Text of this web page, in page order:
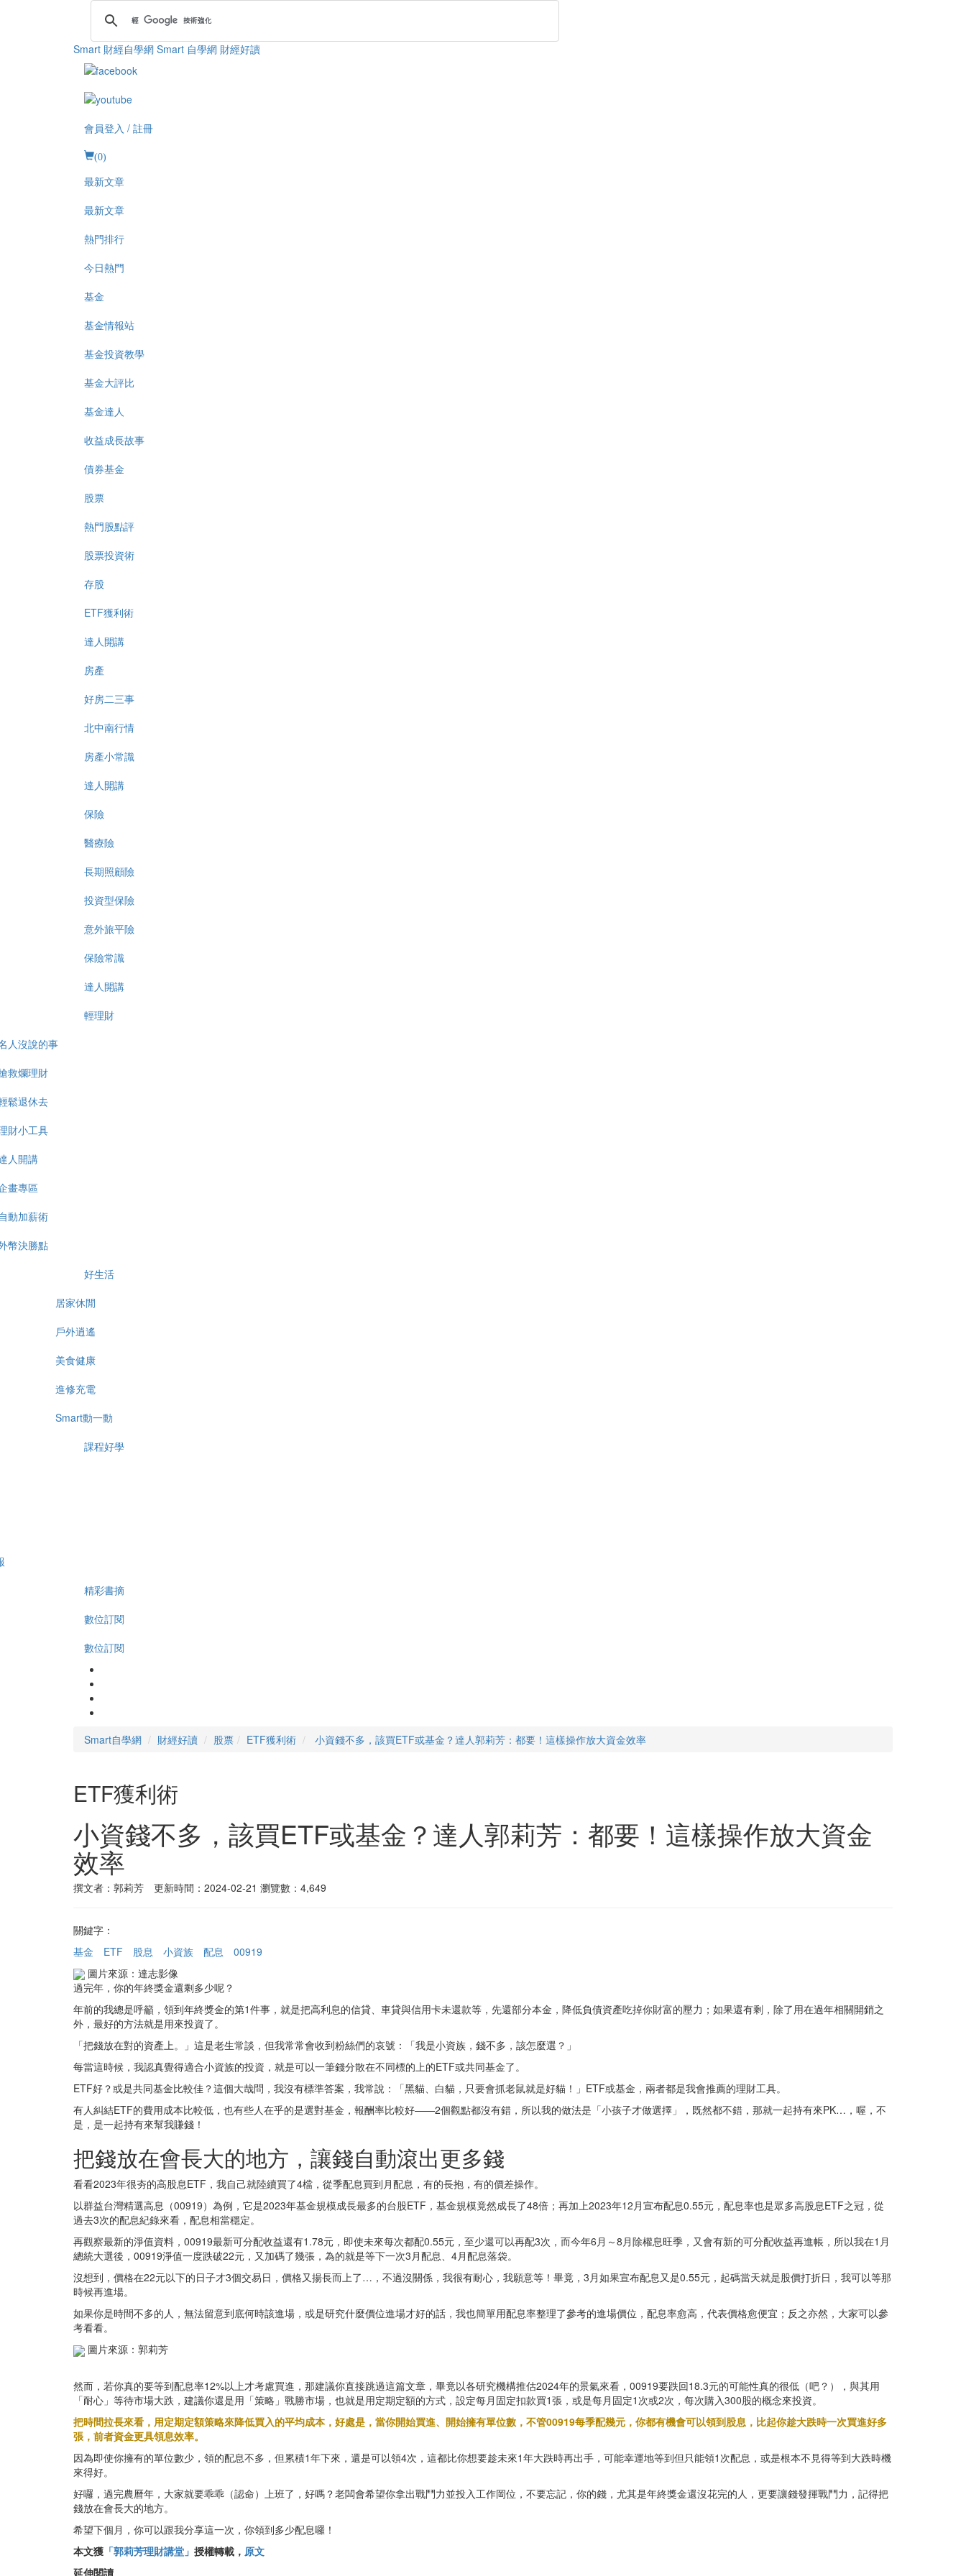
Smart 財經自學網 Smart 自學網 財經好讀
會員登入 / 註冊
(0)
最新文章
最新文章
熱門排行
今日熱門
基金
基金情報站
基金投資教學
基金大評比
基金達人
收益成長故事
債券基金
股票
熱門股點評
股票投資術
存股
ETF獲利術
達人開講
房產
好房二三事
北中南行情
房產小常識
達人開講
保險
醫療險
長期照顧險
投資型保險
意外旅平險
保險常識
達人開講
輕理財
人沒說的事
救爛理財
鬆退休去
財小工具
人開講
畫專區
動加薪術
幣決勝點
好生活
居家休閒
戶外逍遙
美食健康
進修充電
Smart動一動
課程好學
精彩書摘
數位訂閱
數位訂閱
Smart自學網 財經好讀 股票 ETF獲利術 小資錢不多，該買ETF或基金？達人郭莉芳：都要！這樣操作放大資金效率
ETF獲利術
小資錢不多，該買ETF或基金？達人郭莉芳：都要！這樣操作放大資金
效率
撰文者：郭莉芳 更新時間：2024-02-21 瀏覽數：4,649
關鍵字：
基金
ETF 股息 小資族 配息
00919
圖片來源：達志影像
過完年，你的年終獎金還剩多少呢？
年前的我總是呼籲，領到年終獎金的第1件事，就是把高利息的信貸、車貸與信用卡未還款等，先還部分本金，降低負債資產吃掉你財富的壓力；如果還有剩，除了用在過年相關開銷之
外，最好的方法就是用來投資了。
「把錢放在對的資產上。」這是老生常談，但我常常會收到粉絲們的哀號：「我是小資族，錢不多，該怎麼選？」
每當這時候，我認真覺得適合小資族的投資，就是可以一筆錢分散在不同標的上的ETF或共同基金了。
ETF好？或是共同基金比較佳？這個大哉問，我沒有標準答案，我常說：「黑貓、白貓，只要會抓老鼠就是好貓！」ETF或基金，兩者都是我會推薦的理財工具。
有人糾結ETF的費用成本比較低，也有些人在乎的是選對基金，報酬率比較好——2個觀點都沒有錯，所以我的做法是「小孩子才做選擇」，既然都不錯，那就一起持有來PK…，喔，不
是，是一起持有來幫我賺錢！
把錢放在會長大的地方，讓錢自動滾出更多錢
看看2023年很夯的高股息ETF，我自己就陸續買了4檔，從季配息買到月配息，有的長抱，有的價差操作。
以群益台灣精選高息（00919）為例，它是2023年基金規模成長最多的台股ETF，基金規模竟然成長了48倍；再加上2023年12月宣布配息0.55元，配息率也是眾多高股息ETF之冠，從
過去3次的配息紀錄來看，配息相當穩定。
再觀察最新的淨值資料，00919最新可分配收益還有1.78元，即使未來每次都配0.55元，至少還可以再配3次，而今年6月～8月除權息旺季，又會有新的可分配收益再進帳，所以我在1月
總統大選後，00919淨值一度跌破22元，又加碼了幾張，為的就是等下一次3月配息、4月配息落袋。
沒想到，價格在22元以下的日子才3個交易日，價格又揚長而上了…，不過沒關係，我很有耐心，我願意等！畢竟，3月如果宣布配息又是0.55元，起碼當天就是股價打折日，我可以等那
時候再進場。
如果你是時間不多的人，無法留意到底何時該進場，或是研究什麼價位進場才好的話，我也簡單用配息率整理了參考的進場價位，配息率愈高，代表價格愈便宜；反之亦然，大家可以參
考看看。
圖片來源：郭莉芳
然而，若你真的要等到配息率12%以上才考慮買進，那建議你直接跳過這篇文章，畢竟以各研究機構推估2024年的景氣來看，00919要跌回18.3元的可能性真的很低（吧？），與其用
「耐心」等待市場大跌，建議你還是用「策略」戰勝市場，也就是用定期定額的方式，設定每月固定扣款買1張，或是每月固定1次或2次，每次購入300股的概念來投資。
把時間拉長來看，用定期定額策略來降低買入的平均成本，好處是，當你開始買進、開始擁有單位數，不管00919每季配幾元，你都有機會可以領到股息，比起你趁大跌時一次買進好多
張，前者資金更具領息效率。
因為即使你擁有的單位數少，領的配息不多，但累積1年下來，還是可以領4次，這都比你想要趁未來1年大跌時再出手，可能幸運地等到但只能領1次配息，或是根本不見得等到大跌時機
來得好。
好囉，過完農曆年，大家就要乖乖（認命）上班了，好嗎？老闆會希望你拿出戰鬥力並投入工作岡位，不要忘記，你的錢，尤其是年終獎金還沒花完的人，更要讓錢發揮戰鬥力，記得把
錢放在會長大的地方。
希望下個月，你可以跟我分享這一次，你領到多少配息囉！
本文獲 「郭莉芳理財講堂」 授權轉載， 原文
延伸閱讀